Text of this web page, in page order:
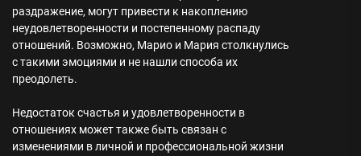
раздражение, могут привести к накоплению
неудовлетворенности и постепенному распаду
отношений. Возможно, Марио и Мария столкнулись
с такими эмоциями и не нашли способа их
преодолеть.
Недостаток счастья и удовлетворенности в
отношениях может также быть связан с
изменениями в личной и профессиональной жизни